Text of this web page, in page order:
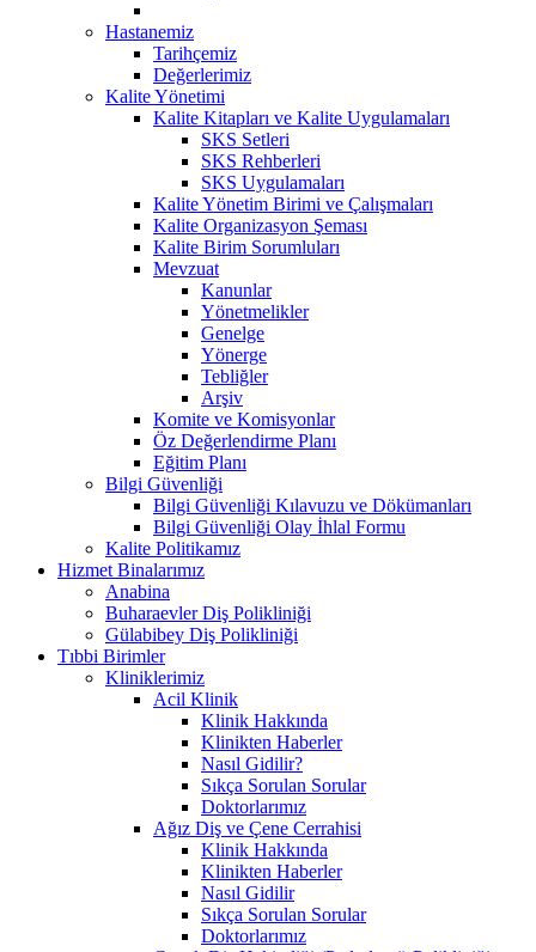
Hastanemiz
Tarihçemiz
Değerlerimiz
Kalite Yönetimi
Kalite Kitapları ve Kalite Uygulamaları
SKS Setleri
SKS Rehberleri
SKS Uygulamaları
Kalite Yönetim Birimi ve Çalışmaları
Kalite Organizasyon Şeması
Kalite Birim Sorumluları
Mevzuat
Kanunlar
Yönetmelikler
Genelge
Yönerge
Tebliğler
Arşiv
Komite ve Komisyonlar
Öz Değerlendirme Planı
Eğitim Planı
Bilgi Güvenliği
Bilgi Güvenliği Kılavuzu ve Dökümanları
Bilgi Güvenliği Olay İhlal Formu
Kalite Politikamız
Hizmet Binalarımız
Anabina
Buharaevler Diş Polikliniği
Gülabibey Diş Polikliniği
Tıbbi Birimler
Kliniklerimiz
Acil Klinik
Klinik Hakkında
Klinikten Haberler
Nasıl Gidilir?
Sıkça Sorulan Sorular
Doktorlarımız
Ağız Diş ve Çene Cerrahisi
Klinik Hakkında
Klinikten Haberler
Nasıl Gidilir
Sıkça Sorulan Sorular
Doktorlarımız